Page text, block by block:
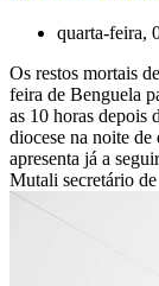
quarta-feira,
Os restos mortais
feira de Benguela
as 10 horas depois
diocese na noite
apresenta já a
Mutali secretário